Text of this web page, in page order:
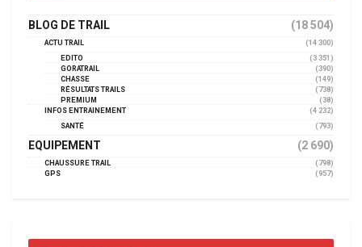
BLOG DE TRAIL (18 504)
ACTU TRAIL
(14 300)
EDITO
(3 351)
GORATRAIL
(390)
CHASSE
(149)
RÉSULTATS TRAILS
(738)
PREMIUM
(38)
INFOS ENTRAINEMENT
(4 232)
SANTÉ
(793)
EQUIPEMENT (2 690)
CHAUSSURE TRAIL
(798)
GPS
(957)